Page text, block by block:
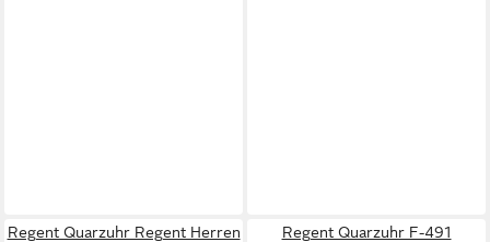
Regent Quarzuhr Regent Herren
Regent Quarzuhr F-491